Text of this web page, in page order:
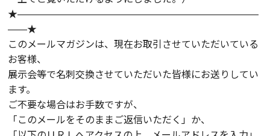
★―――――――――――――――――――――――――
――★
このメールマガジンは、現在お取引させていただいている
お客様、
展示会等で名刺交換させていただいた皆様にお送りしてい
ます。
ご不要な場合はお手数ですが、
「このメールをそのままご返信いただく」か、